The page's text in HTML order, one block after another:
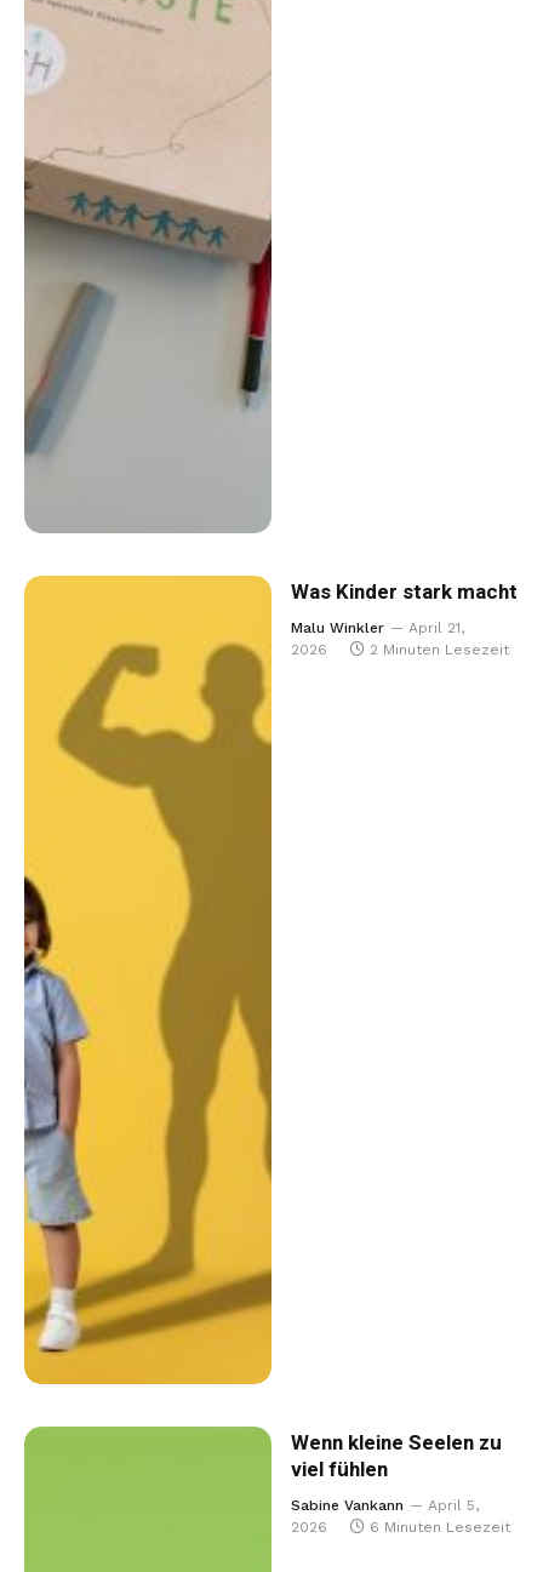
Was Kinder stark macht
Malu Winkler
April 21,
2026
2 Minuten Lesezeit
Wenn kleine Seelen zu
viel fühlen
Sabine Vankann
April 5,
2026
6 Minuten Lesezeit